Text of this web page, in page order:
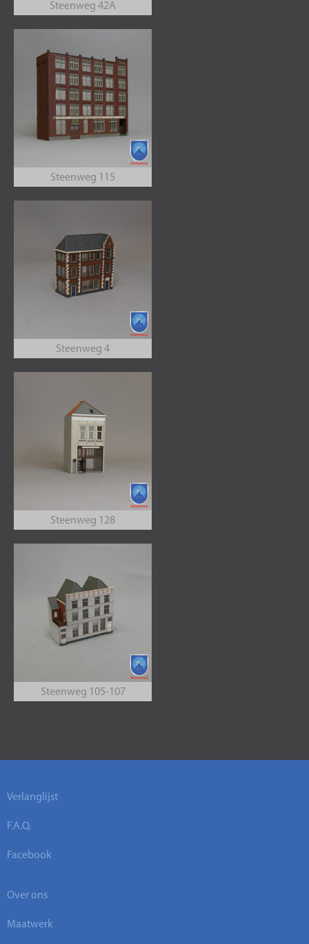
Steenweg 42A
Steenweg 115
Steenweg 4
Steenweg 128
Steenweg 105-107
Verlanglijst
F.A.Q.
Facebook
Over ons
Maatwerk